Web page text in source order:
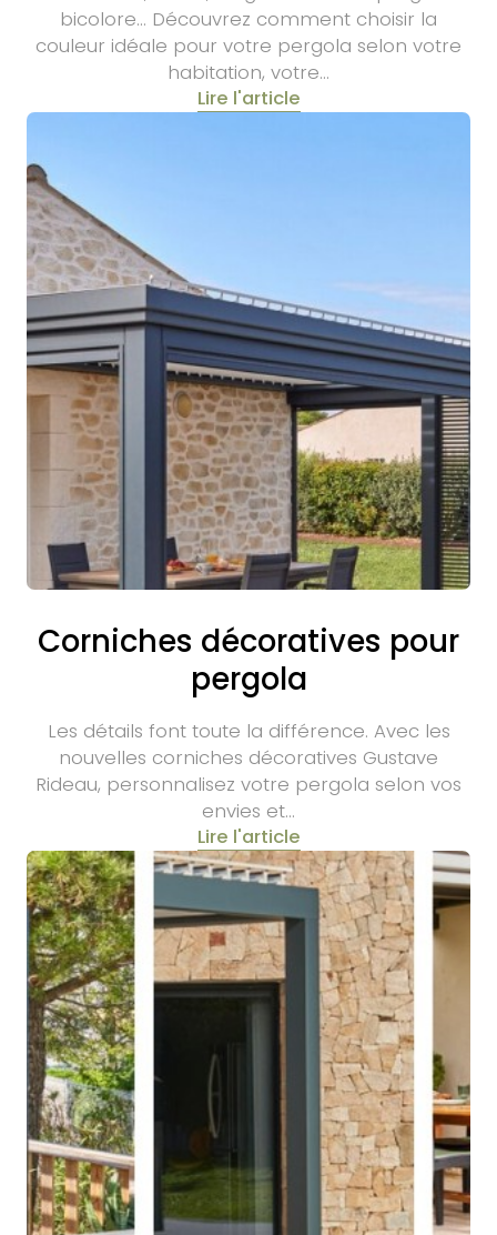
bicolore… Découvrez comment choisir la
couleur idéale pour votre pergola selon votre
habitation, votre…
Lire l'article
Corniches décoratives pour
pergola
Les détails font toute la différence. Avec les
nouvelles corniches décoratives Gustave
Rideau, personnalisez votre pergola selon vos
envies et…
Lire l'article